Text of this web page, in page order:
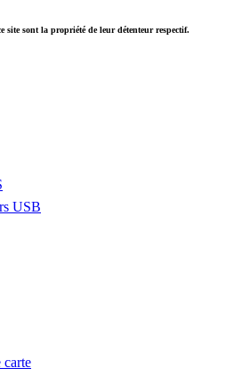
site sont la propriété de leur détenteur respectif.
USB
carte